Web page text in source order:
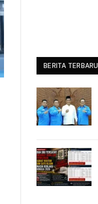
BERITA TERBARU